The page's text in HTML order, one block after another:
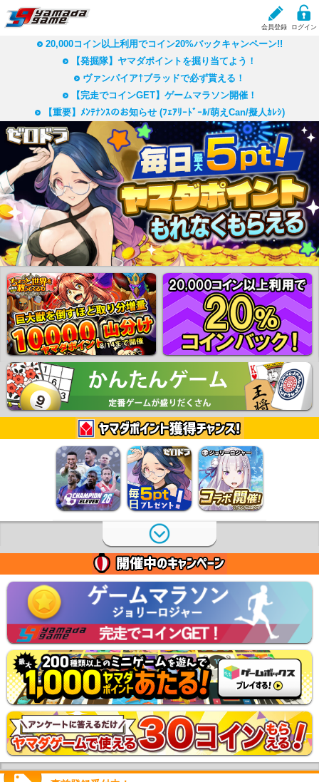
ヤマダゲーム
会員登録 ログイン
20,000コイン以上利用でコイン20%バックキャンペーン!!
【発掘隊】ヤマダポイントを掘り当てよう！
ヴァンパイア†ブラッドで必ず貰える！
【完走でコインGET】ゲームマラソン開催！
【重要】ﾒﾝﾃﾅﾝｽのお知らせ (ﾌｪｱﾘｰﾄﾞｰﾙ/萌えCan/擬人ｶﾚｼ)
現在、掲載しているお知らせはありません。
ログインボーナス
本人確認完了で
毎日ボーナスコインGet！
本人確認へ
Lvにレベルアップ!!
経験値とは？
クーポン
コイン購入へ